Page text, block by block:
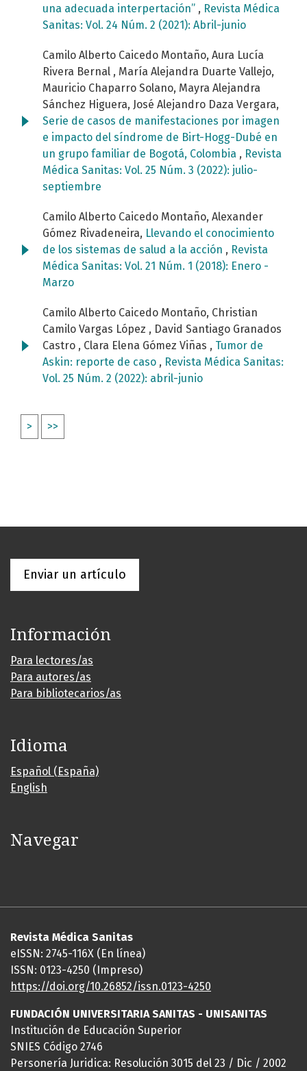
una adecuada interpertación” , Revista Médica
Sanitas: Vol. 24 Núm. 2 (2021): Abril-junio
Camilo Alberto Caicedo Montaño, Aura Lucía
Rivera Bernal , María Alejandra Duarte Vallejo,
Mauricio Chaparro Solano, Mayra Alejandra
Sánchez Higuera, José Alejandro Daza Vergara,
Serie de casos de manifestaciones por imagen
e impacto del síndrome de Birt-Hogg-Dubé en
un grupo familiar de Bogotá, Colombia , Revista
Médica Sanitas: Vol. 25 Núm. 3 (2022): julio-
septiembre
Camilo Alberto Caicedo Montaño, Alexander
Gómez Rivadeneira, Llevando el conocimiento
de los sistemas de salud a la acción , Revista
Médica Sanitas: Vol. 21 Núm. 1 (2018): Enero -
Marzo
Camilo Alberto Caicedo Montaño, Christian
Camilo Vargas López , David Santiago Granados
Castro , Clara Elena Gómez Viñas , Tumor de
Askin: reporte de caso , Revista Médica Sanitas:
Vol. 25 Núm. 2 (2022): abril-junio
> >>
Enviar un artículo
Información
Para lectores/as
Para autores/as
Para bibliotecarios/as
Idioma
Español (España)
English
Navegar
Revista Médica Sanitas
eISSN: 2745-116X (En línea)
ISSN: 0123-4250 (Impreso)
https://doi.org/10.26852/issn.0123-4250
FUNDACIÓN UNIVERSITARIA SANITAS - UNISANITAS
Institución de Educación Superior
SNIES Código 2746
Personería Juridica: Resolución 3015 del 23 / Dic / 2002